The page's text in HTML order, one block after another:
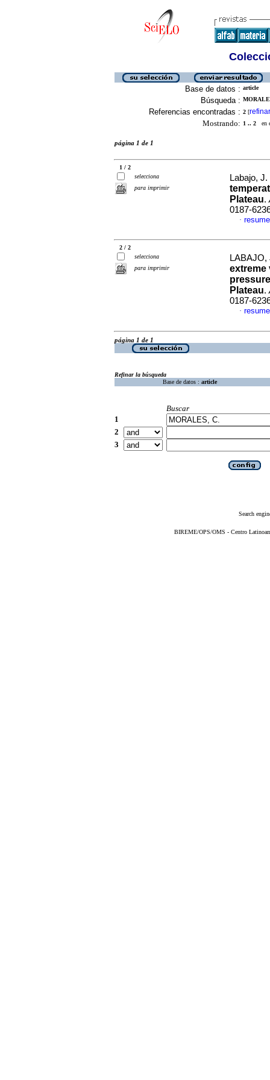
Base de datos : article
Búsqueda :
Referencias encontradas : 2 [refinar
Mostrando: 1 .. 2 en
página 1 de 1
1 / 2
selecciona
para imprimir
Labajo,
Plateau.
0187-
·
2 / 2
selecciona
para imprimir
extreme
Plateau.
0187-
·
página 1 de 1
Refinar la búsqueda
Base de datos : article
Buscar
1
2
3
Search
BIREME/OPS/OMS - Centro